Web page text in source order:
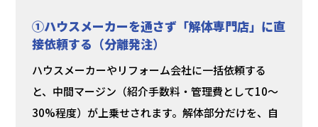
①ハウスメーカーを通さず「解体専門店」に直
接依頼する（分離発注）
ハウスメーカーやリフォーム会社に一括依頼する
と、中間マージン（紹介手数料・管理費として10〜
30%程度）が上乗せされます。解体部分だけを、自